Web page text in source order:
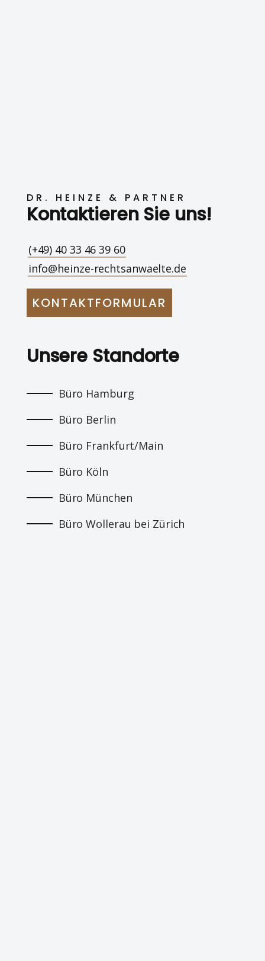
DR. HEINZE & PARTNER
Kontaktieren Sie uns!
(+49) 40 33 46 39 60
info@heinze-rechtsanwaelte.de
KONTAKTFORMULAR
Unsere Standorte
Büro Hamburg
Büro Berlin
Büro Frankfurt/Main
Büro Köln
Büro München
Büro Wollerau bei Zürich